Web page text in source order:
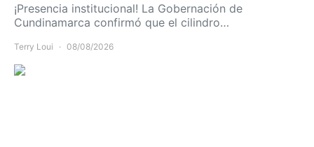
¡Presencia institucional! La Gobernación de
Cundinamarca confirmó que el cilindro…
Terry Loui 08/08/2026